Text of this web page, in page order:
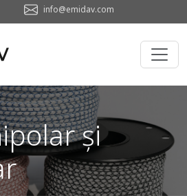
info@emidav.com
și